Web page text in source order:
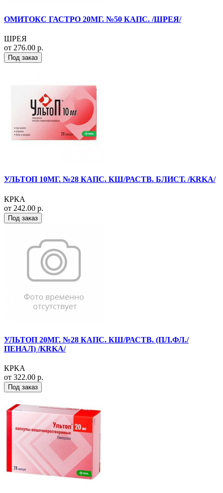
ОМИТОКС ГАСТРО 20МГ. №50 КАПС. /ШРЕЯ/
ШРЕЯ
от 276.00 р.
Под заказ
УЛЬТОП 10МГ. №28 КАПС. КШ/РАСТВ. БЛИСТ. /KRKA/
КРКА
от 242.00 р.
Под заказ
УЛЬТОП 20МГ. №28 КАПС. КШ/РАСТВ. (ПЛ.ФЛ./
ПЕНАЛ) /KRKA/
КРКА
от 322.00 р.
Под заказ